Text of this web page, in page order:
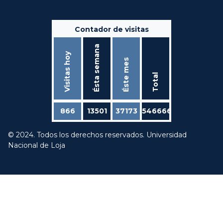
Contador de visitas
Visitas hoy Ésta semana Éste mes Total
866 13501 37173 546666
© 2024. Todos los derechos reservados. Universidad
Nacional de Loja